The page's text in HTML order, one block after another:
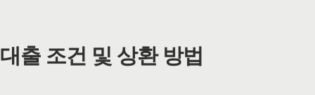
대출 조건 및 상환 방법